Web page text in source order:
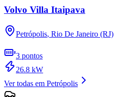
Volvo Villa Itaipava
Petrópolis, Rio De Janeiro (RJ)
3 pontos
26.8 kW
Ver todas em Petrópolis